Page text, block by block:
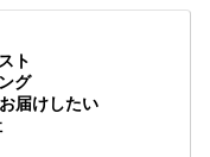
ト
グ
届けしたい